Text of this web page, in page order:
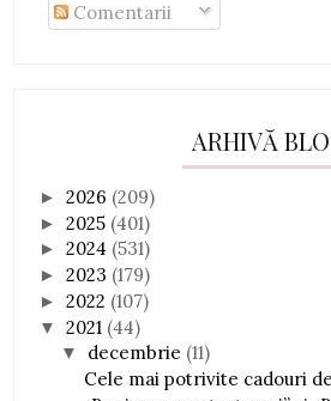
Comentarii
ARHIVĂ
►2026 (209)
►2025 (401)
►2024 (531)
►2023 (179)
►2022 (107)
▼2021 (44)
▼ decembrie (11)
Cele mai potrivite cadouri